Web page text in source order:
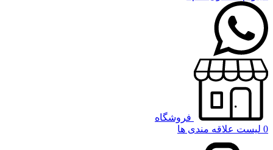
فروشگاه
0 لیست علاقه مندی ها